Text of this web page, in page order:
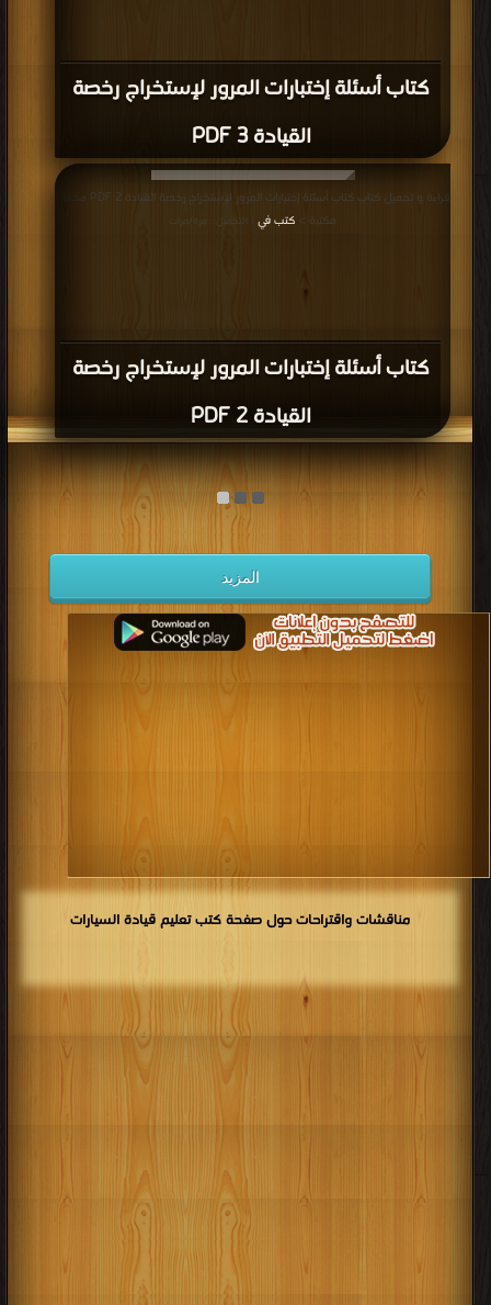
كتاب أسئلة إختبارات المرور لإستخراج رخصة
القيادة 3 PDF
كتاب أسئلة إختبارات المرور لإستخراج رخصة
القيادة 2 PDF
قراءة و تحميل كتاب كتاب أسئلة إختبارات المرور لإستخراج رخصة القيادة 2 PDF مجانا |
مكتبة > كتب في | التحميل : مرة/مرات
المزيد
مناقشات واقتراحات حول صفحة كتب تعليم قيادة السيارات